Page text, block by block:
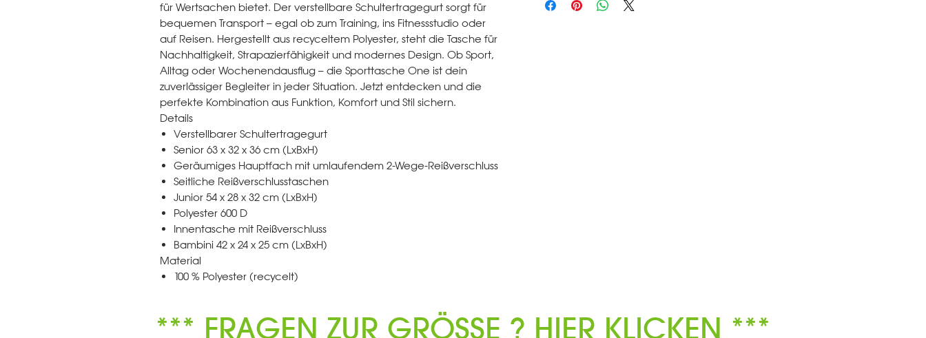
für Wertsachen bietet. Der verstellbare Schultertragegurt sorgt für
bequemen Transport – egal ob zum Training, ins Fitnessstudio oder
auf Reisen. Hergestellt aus recyceltem Polyester, steht die Tasche für
Nachhaltigkeit, Strapazierfähigkeit und modernes Design. Ob Sport,
Alltag oder Wochenendausflug – die Sporttasche One ist dein
zuverlässiger Begleiter in jeder Situation. Jetzt entdecken und die
perfekte Kombination aus Funktion, Komfort und Stil sichern.
Details
Verstellbarer Schultertragegurt
Senior 63 x 32 x 36 cm (LxBxH)
Geräumiges Hauptfach mit umlaufendem 2-Wege-Reißverschluss
Seitliche Reißverschlusstaschen
Junior 54 x 28 x 32 cm (LxBxH)
Polyester 600 D
Innentasche mit Reißverschluss
Bambini 42 x 24 x 25 cm (LxBxH)
Material
100 % Polyester (recycelt)
*** FRAGEN ZUR GRÖSSE ? HIER KLICKEN ***